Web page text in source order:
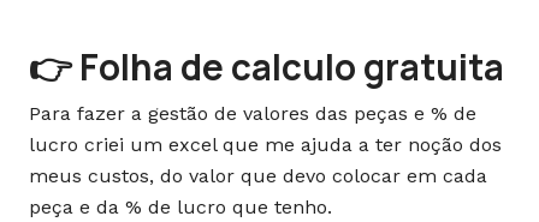
👉 Folha de calculo gratuita
Para fazer a gestão de valores das peças e % de
lucro criei um excel que me ajuda a ter noção dos
meus custos, do valor que devo colocar em cada
peça e da % de lucro que tenho.